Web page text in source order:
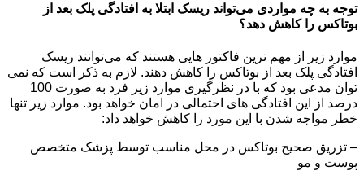
توجه به چه مواردی می‌تواند ریسک ابتلا به افتادگی پلک بعد از
بوتاکس را کاهش دهد؟
موارد زیر از مهم ترین فاکتور هایی هستند که می‌توانند ریسک
افتادگی پلک بعد از بوتاکس را کاهش دهند. لازم به ذکر است که نمی
توان مدعی بود که با در نظرگیری موارد زیر فرد به صورت 100
درصد از این افتادگی های احتمالی در امان خواهد بود. موارد زیر تنها
خطر مواجه شدن با این مورد را کاهش خواهد داد:
– تزریق صحیح بوتاکس در محل مناسب توسط پزشک متخصص
پوست و مو